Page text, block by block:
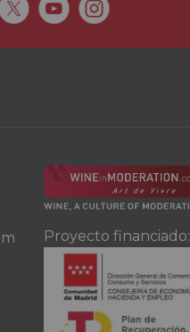
Proyecto financiado: